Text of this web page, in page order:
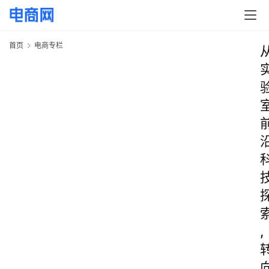
首页 电商专栏
,